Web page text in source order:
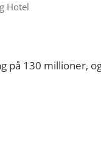
Hotel
på 130 millioner,